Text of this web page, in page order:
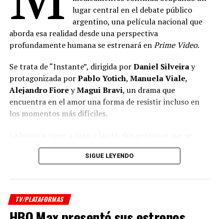
lugar central en el debate público
argentino, una película nacional que
aborda esa realidad desde una perspectiva
profundamente humana se estrenará enPrime Video.
Se trata de “Instante”, dirigida porDaniel Silveiray
protagonizada porPablo Yotich, Manuela Viale,
Alejandro FioreyMagui Bravi, un drama que
encuentra en el amor una forma de resistir incluso en
los momentos más difíciles.
conocen durante un tratamiento oncológico. Ambos
atraviesan uno de los momentos más complejos de sus
embargo, cuando todo parece desmoronarse, descubren
que todavía existe espacio para enamorarse, volver a
ilusionarse y encontrar motivos para seguir adelante.
SIGUE LEYENDO
TV/PLATAFORMAS